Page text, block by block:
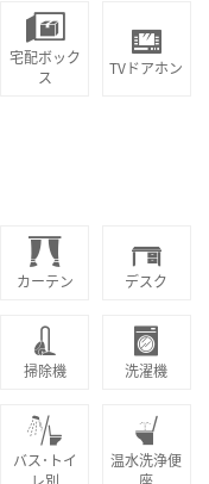
宅配ボック
ス
TVドアホン
カーテン デスク
掃除機 洗濯機
バス･トイ
温水洗浄便